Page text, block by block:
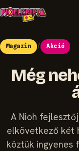
Magazin / Akció
Még
A Nioh
elkövetkező két
köztük ingyenes